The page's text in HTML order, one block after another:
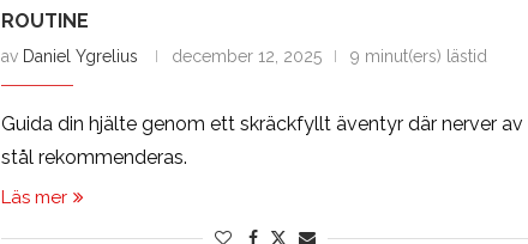
ROUTINE
av Daniel Ygrelius december 12, 2025 9 minut(ers) lästid
Guida din hjälte genom ett skräckfyllt äventyr där nerver av
stål rekommenderas.
Läs mer